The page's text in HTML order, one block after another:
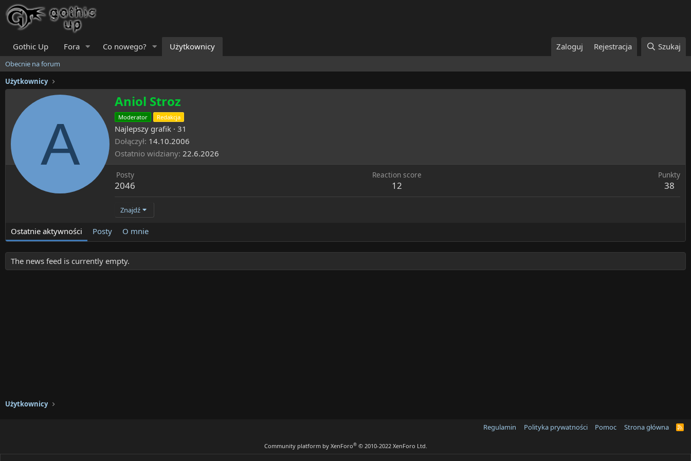
Gothic Up Fora Co nowego? Użytkownicy Zaloguj Rejestracja Szukaj
Obecnie na forum
Użytkownicy
A
Aniol Stroz
Moderator Redakcja
Najlepszy grafik · 31
Dołączył 14.10.2006
Ostatnio widziany 22.6.2026
Posty
2046
Reaction score
12
Punkty
38
Znajdź
Ostatnie aktywności Posty O mnie
The news feed is currently empty.
Użytkownicy
Regulamin Polityka prywatności Pomoc Strona główna
R
Community platform by XenForo® © 2010-2022 XenForo Ltd.